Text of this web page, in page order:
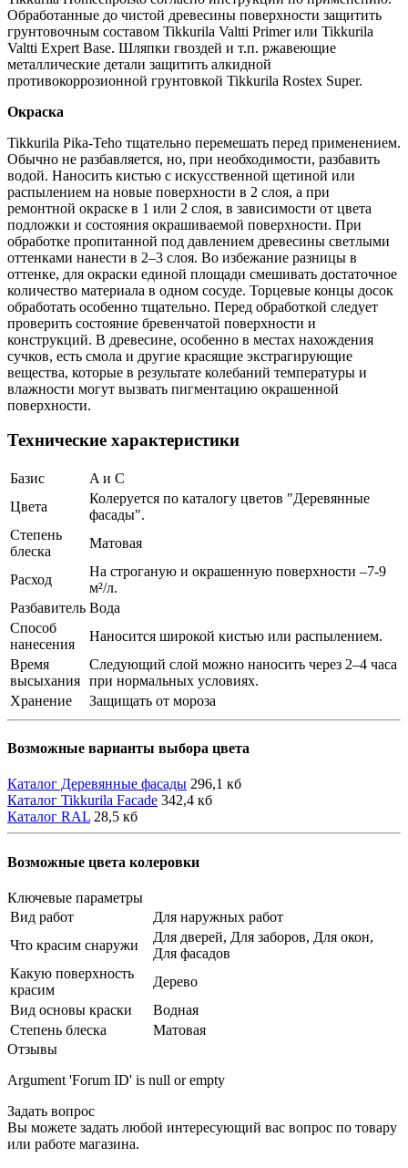
Обработанные до чистой древесины поверхности защитить
грунтовочным составом Tikkurila Valtti Primer или Tikkurila
Valtti Expert Base. Шляпки гвоздей и т.п. ржавеющие
металлические детали защитить алкидной
противокоррозионной грунтовкой Tikkurila Rostex Super.
Окраска
Tikkurila Pika-Teho тщательно перемешать перед применением.
Обычно не разбавляется, но, при необходимости, разбавить
водой. Наносить кистью с искусственной щетиной или
распылением на новые поверхности в 2 слоя, а при
ремонтной окраске в 1 или 2 слоя, в зависимости от цвета
подложки и состояния окрашиваемой поверхности. При
обработке пропитанной под давлением древесины светлыми
оттенками нанести в 2–3 слоя. Во избежание разницы в
оттенке, для окраски единой площади смешивать достаточное
количество материала в одном сосуде. Торцевые концы досок
обработать особенно тщательно. Перед обработкой следует
проверить состояние бревенчатой поверхности и
конструкций. В древесине, особенно в местах нахождения
сучков, есть смола и другие красящие экстрагирующие
вещества, которые в результате колебаний температуры и
влажности могут вызвать пигментацию окрашенной
поверхности.
Технические характеристики
Базис
A и С
Цвета
Колеруется по каталогу цветов "Деревянные
фасады".
Степень
блеска
Матовая
Расход
На строганую и окрашенную поверхности –7-9
м²/л.
Разбавитель Вода
Способ
нанесения
Наносится широкой кистью или распылением.
Время
высыхания
Следующий слой можно наносить через 2–4 часа
при нормальных условиях.
Хранение
Защищать от мороза
Возможные варианты выбора цвета
Каталог Деревянные фасады 296,1 кб
Каталог Tikkurila Facade 342,4 кб
Каталог RAL 28,5 кб
Возможные цвета колеровки
Ключевые параметры
Вид работ
Для наружных работ
Что красим снаружи
Для дверей, Для заборов, Для окон,
Для фасадов
Какую поверхность
красим
Дерево
Вид основы краски
Водная
Степень блеска
Матовая
Отзывы
Argument 'Forum ID' is null or empty
Задать вопрос
Вы можете задать любой интересующий вас вопрос по товару
или работе магазина.